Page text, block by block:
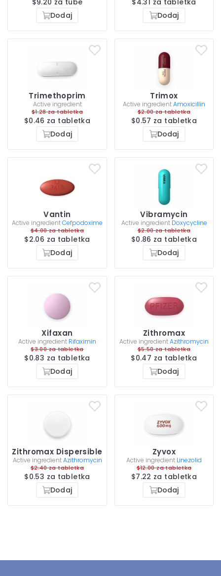
Dodaj
Dodaj
Trimethoprim
Active ingredient
$1.28 za tabletka
$0.46 za tabletka
Dodaj
Trimox
Active ingredientAmoxicillin
$2.00 za tabletka
$0.57 za tabletka
Dodaj
Vantin
Active ingredientCefpodoxime
$4.00 za tabletka
$2.06 za tabletka
Dodaj
Vibramycin
Active ingredient Doxycycline
$2.00 za tabletka
$0.86 za tabletka
Dodaj
Xifaxan
Active ingredient Rifaximin
$3.00 za tabletka
$0.83 za tabletka
Dodaj
Zithromax
Active ingredientAzithromycin
$5.50 za tabletka
$0.47 za tabletka
Dodaj
Zithromax Dispersible
Active ingredient Azithromycin
$2.40 za tabletka
$0.53 za tabletka
Dodaj
Zyvox
Active ingredient Linezolid
$12.00 za tabletka
$7.22 za tabletka
Dodaj